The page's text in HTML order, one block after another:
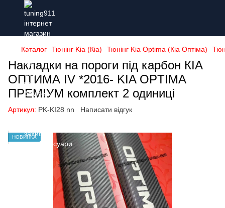
Каталог Тюнінг Kia (Кіа) Тюнінг Kia Optima (Кіа Оптіма)
Накладки на пороги під карбон КІА
ОПТИМА IV *2016- KIA OPTIMA
ПРЕМІУМ комплект 2 одиниці
Артикул: PK-KI28 nn Написати відгук
НОВИНКА